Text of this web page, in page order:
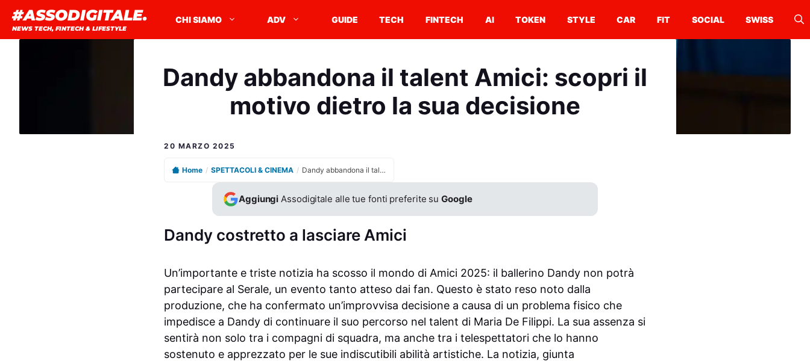
contenuto
#ASSODIGITALE.
NEWS TECH, FINTECH & LIFESTYLE
CHI SIAMO ADV GUIDE TECH FINTECH AI TOKEN STYLE CAR FIT SOCIAL SWISS
Dandy abbandona il talent Amici: scopri il
motivo dietro la sua decisione
20 MARZO 2025
Home / SPETTACOLI & CINEMA / Dandy abbandona il talent Amici: scopri il motivo dietro la sua decisione
Aggiungi Assodigitale alle tue fonti preferite suGoogle
Dandy costretto a lasciare Amici
Un’importante e triste notizia ha scosso il mondo di Amici 2025: il ballerino Dandy non potrà
partecipare al Serale, un evento tanto atteso dai fan. Questo è stato reso noto dalla
produzione, che ha confermato un’improvvisa decisione a causa di un problema fisico che
impedisce a Dandy di continuare il suo percorso nel talent di Maria De Filippi. La sua assenza si
sentirà non solo tra i compagni di squadra, ma anche tra i telespettatori che lo hanno
sostenuto e apprezzato per le sue indiscutibili abilità artistiche. La notizia, giunta